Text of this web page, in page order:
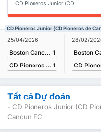
CD Pioneros Junior (CD
Pioneros de Cancún II)
CD Pioneros Junior (CD Pioneros de
25/04/2026
Boston Cancun FC 1
CD Pioneros Junior (CD Pioneros de Cancún II) 1
28/02/
Tất cả Dự đoán
- CD Pioneros Junior (CD
Cancun FC